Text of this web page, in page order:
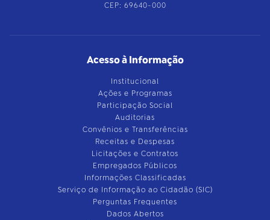
CEP: 69640-000
Acesso à Informação
Institucional
Ações e Programas
Participação Social
Auditorias
Convênios e Transferências
Receitas e Despesas
Licitações e Contratos
Empregados Públicos
Informações Classificadas
Serviço de Informação ao Cidadão (SIC)
Perguntas Frequentes
Dados Abertos